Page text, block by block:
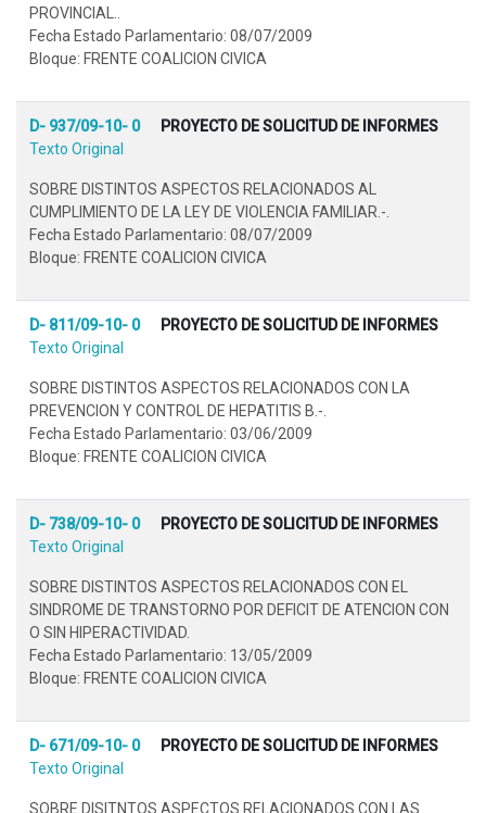
PROVINCIAL..
Fecha Estado Parlamentario: 08/07/2009
Bloque: FRENTE COALICION CIVICA
D- 937/09-10- 0
PROYECTO DE SOLICITUD DE INFORMES
Texto Original
SOBRE DISTINTOS ASPECTOS RELACIONADOS AL
CUMPLIMIENTO DE LA LEY DE VIOLENCIA FAMILIAR.-.
Fecha Estado Parlamentario: 08/07/2009
Bloque: FRENTE COALICION CIVICA
D- 811/09-10- 0
PROYECTO DE SOLICITUD DE INFORMES
Texto Original
SOBRE DISTINTOS ASPECTOS RELACIONADOS CON LA
PREVENCION Y CONTROL DE HEPATITIS B.-.
Fecha Estado Parlamentario: 03/06/2009
Bloque: FRENTE COALICION CIVICA
D- 738/09-10- 0
PROYECTO DE SOLICITUD DE INFORMES
Texto Original
SOBRE DISTINTOS ASPECTOS RELACIONADOS CON EL
SINDROME DE TRANSTORNO POR DEFICIT DE ATENCION CON
O SIN HIPERACTIVIDAD.
Fecha Estado Parlamentario: 13/05/2009
Bloque: FRENTE COALICION CIVICA
D- 671/09-10- 0
PROYECTO DE SOLICITUD DE INFORMES
Texto Original
SOBRE DISITNTOS ASPECTOS RELACIONADOS CON LAS